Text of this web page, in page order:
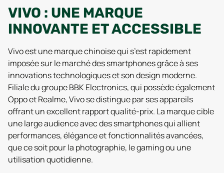
VIVO : UNE MARQUE
INNOVANTE ET ACCESSIBLE
Vivo est une marque chinoise qui s’est rapidement
imposée sur le marché des smartphones grâce à ses
innovations technologiques et son design moderne.
Filiale du groupe BBK Electronics, qui possède également
Oppo et Realme, Vivo se distingue par ses appareils
offrant un excellent rapport qualité-prix. La marque cible
une large audience avec des smartphones qui allient
performances, élégance et fonctionnalités avancées,
que ce soit pour la photographie, le gaming ou une
utilisation quotidienne.